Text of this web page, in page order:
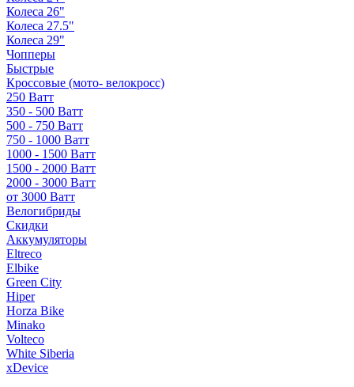
Колеса 26"
Колеса 27.5"
Колеса 29"
Чопперы
Быстрые
Кроссовые (мото- велокросс)
250 Ватт
350 - 500 Ватт
500 - 750 Ватт
750 - 1000 Ватт
1000 - 1500 Ватт
1500 - 2000 Ватт
2000 - 3000 Ватт
от 3000 Ватт
Велогибриды
Скидки
Аккумуляторы
Eltreco
Elbike
Green City
Hiper
Horza Bike
Minako
Volteco
White Siberia
xDevice